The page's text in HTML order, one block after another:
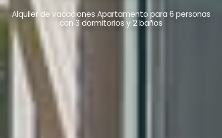
Alquiler de vacaciones Apartamento para 6 personas
con 3 dormitorios y 2 baños